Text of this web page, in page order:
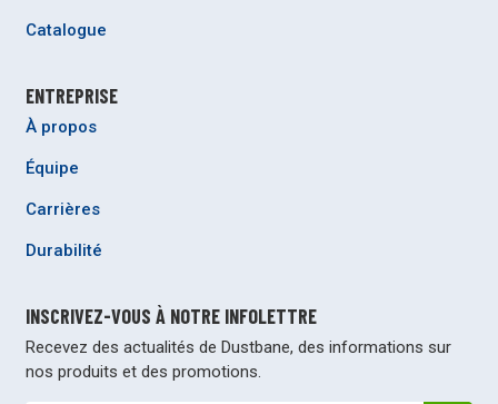
Catalogue
ENTREPRISE
À propos
Équipe
Carrières
Durabilité
INSCRIVEZ-VOUS À NOTRE INFOLETTRE
Recevez des actualités de Dustbane, des informations sur
nos produits et des promotions.